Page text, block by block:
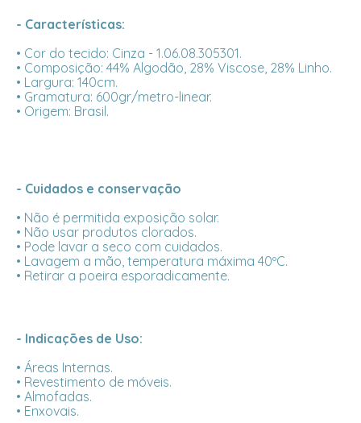
- Características:
• Cor do tecido: Cinza - 1.06.08.305301.
• Composição: 44% Algodão, 28% Viscose, 28% Linho.
• Largura: 140cm.
• Gramatura: 600gr/metro-linear.
• Origem: Brasil.
- Cuidados e conservação
• Não é permitida exposição solar.
• Não usar produtos clorados.
• Pode lavar a seco com cuidados.
• Lavagem a mão, temperatura máxima 40ºC.
• Retirar a poeira esporadicamente.
- Indicações de Uso:
• Áreas Internas.
• Revestimento de móveis.
• Almofadas.
• Enxovais.